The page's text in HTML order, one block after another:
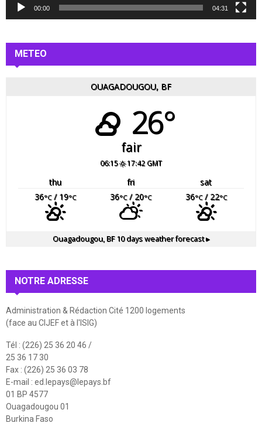
o
00:00 04:31
METEO
OUAGADOUGOU, BF
26°
fair
06:15 17:42 GMT
thu fri
sat
36°C/ 19°C 36°C/ 20°C 36°C/ 22°C
Ouagadougou, BF10 days weather forecast ▸
NOTRE ADRESSE
Administration & Rédaction Cité 1200 logements
(face au CIJEF et à l'ISIG)
Tél : (226) 25 36 20 46 /
25 36 17 30
Fax : (226) 25 36 03 78
E-mail : ed.lepays@lepays.bf
01 BP 4577
Ouagadougou 01
Burkina Faso